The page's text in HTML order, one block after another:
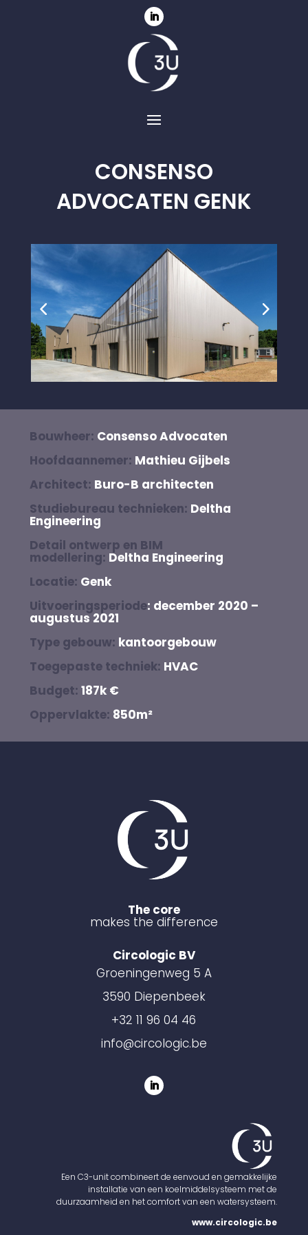
CONSENSO
ADVOCATEN GENK
Bouwheer: Consenso Advocaten
Hoofdaannemer: Mathieu Gijbels
Architect: Buro-B architecten
Studiebureau technieken: Deltha
Engineering
Detail ontwerp en BIM
modellering: Deltha Engineering
Locatie: Genk
Uitvoeringsperiode: december 2020 –
augustus 2021
Type gebouw: kantoorgebouw
Toegepaste techniek: HVAC
Budget: 187k €
Oppervlakte: 850m²
The core
makes the difference
Circologic BV
Groeningenweg 5 A
3590 Diepenbeek
+32 11 96 04 46
info@circologic.be
Een C3-unit combineert de eenvoud en gemakkelijke
installatie van een koelmiddelsysteem met de
duurzaamheid en het comfort van een watersysteem.
www.circologic.be